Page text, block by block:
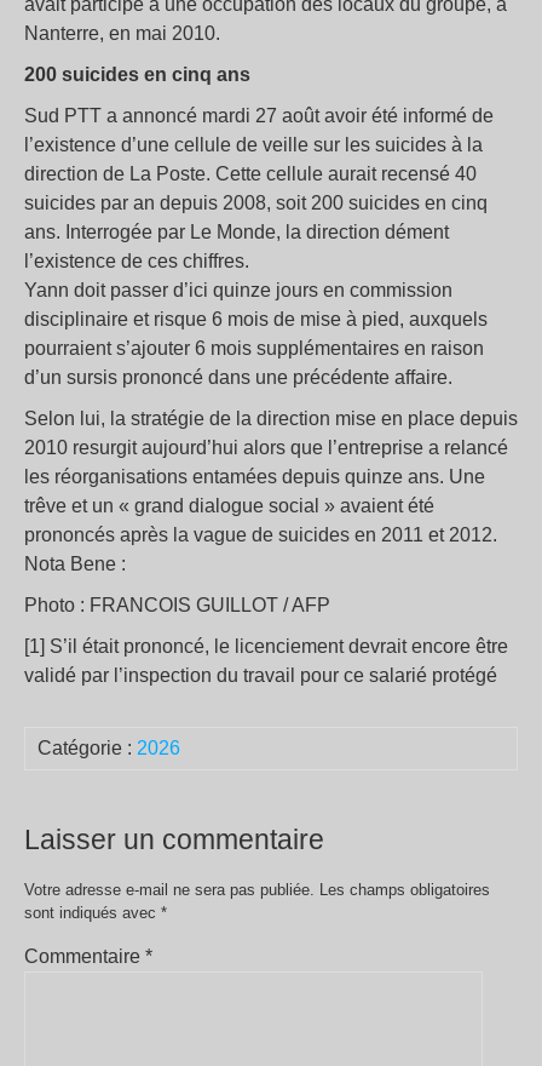
avait participé à une occupation des locaux du groupe, à
Nanterre, en mai 2010.
200 suicides en cinq ans
Sud PTT a annoncé mardi 27 août avoir été informé de
l’existence d’une cellule de veille sur les suicides à la
direction de La Poste. Cette cellule aurait recensé 40
suicides par an depuis 2008, soit 200 suicides en cinq
ans. Interrogée par Le Monde, la direction dément
l’existence de ces chiffres.
Yann doit passer d’ici quinze jours en commission
disciplinaire et risque 6 mois de mise à pied, auxquels
pourraient s’ajouter 6 mois supplémentaires en raison
d’un sursis prononcé dans une précédente affaire.
Selon lui, la stratégie de la direction mise en place depuis
2010 resurgit aujourd’hui alors que l’entreprise a relancé
les réorganisations entamées depuis quinze ans. Une
trêve et un « grand dialogue social » avaient été
prononcés après la vague de suicides en 2011 et 2012.
Nota Bene :
Photo : FRANCOIS GUILLOT / AFP
[1] S’il était prononcé, le licenciement devrait encore être
validé par l’inspection du travail pour ce salarié protégé
Catégorie : 2026
Laisser un commentaire
Votre adresse e-mail ne sera pas publiée. Les champs obligatoires
sont indiqués avec *
Commentaire *